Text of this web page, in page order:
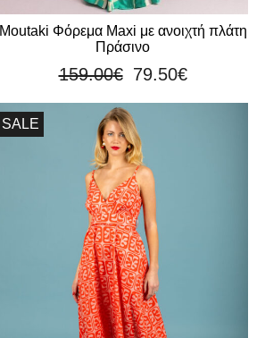
Moutaki Φόρεμα Maxi με ανοιχτή πλάτη
Πράσινο
159.00€ 79.50€
SALE